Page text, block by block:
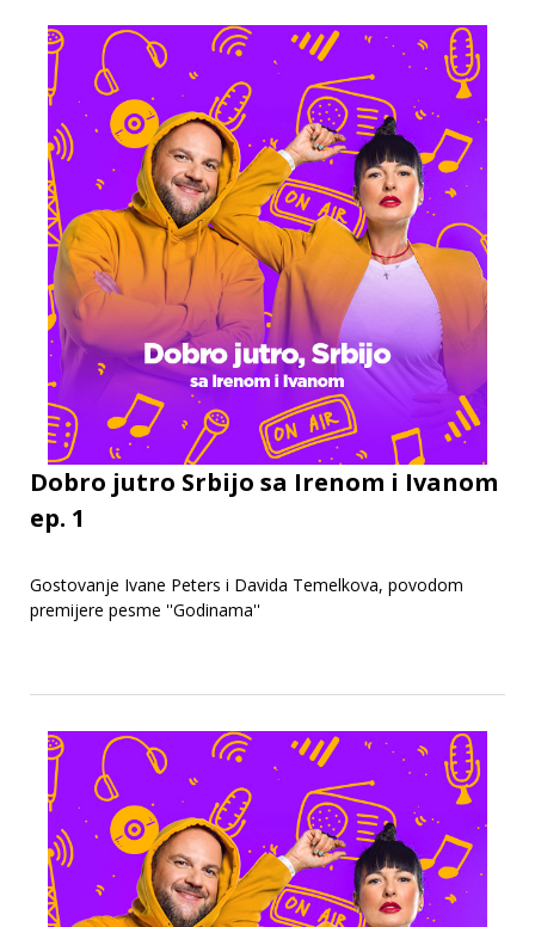
Dobro jutro Srbijo sa Irenom i Ivanom
ep. 1
Gostovanje Ivane Peters i Davida Temelkova, povodom
premijere pesme ''Godinama''